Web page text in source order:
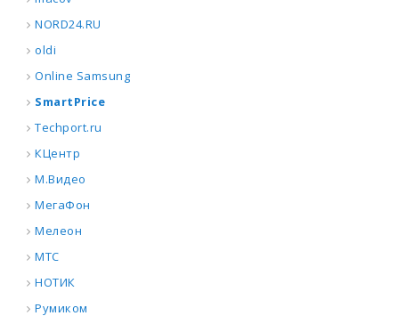
NORD24.RU
oldi
Online Samsung
SmartPrice
Techport.ru
КЦентр
М.Видео
МегаФон
Мелеон
МТС
НОТИК
Румиком